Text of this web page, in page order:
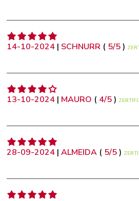
14-10-2024 | SCHNURR ( 5/5)
13-10-2024 | MAURO ( 4/5)
28-09-2024 |ALMEIDA ( 5/5)